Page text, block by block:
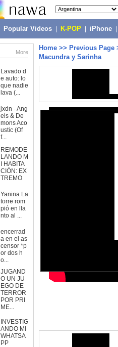
Popular Videos K-POP iPhone
More
Lavado d
e auto: lo
que nadie
lava (...
jxdn - Ang
els & De
mons Aco
ustic (Of
f...
REMODE
LANDO M
I HABITA
CIÓN: EX
TREMO
Yanina La
torre rom
pió en lla
nto al ...
encerrad
a en el as
censor *p
or dos h
o...
JUGAND
O UN JU
EGO DE
TERROR
POR PRI
ME...
INVESTIG
ANDO MI
WHATSA
PP
Home >> Previous Page
Macundra y Sarinha